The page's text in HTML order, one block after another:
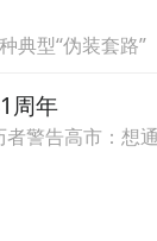
典型“伪装套路”
周年
者警告高市：想